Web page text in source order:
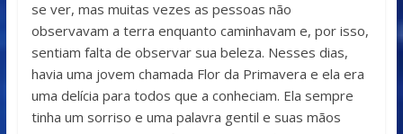
se ver, mas muitas vezes as pessoas não
observavam a terra enquanto caminhavam e, por isso,
sentiam falta de observar sua beleza. Nesses dias,
havia uma jovem chamada Flor da Primavera e ela era
uma delícia para todos que a conheciam. Ela sempre
tinha um sorriso e uma palavra gentil e suas mãos